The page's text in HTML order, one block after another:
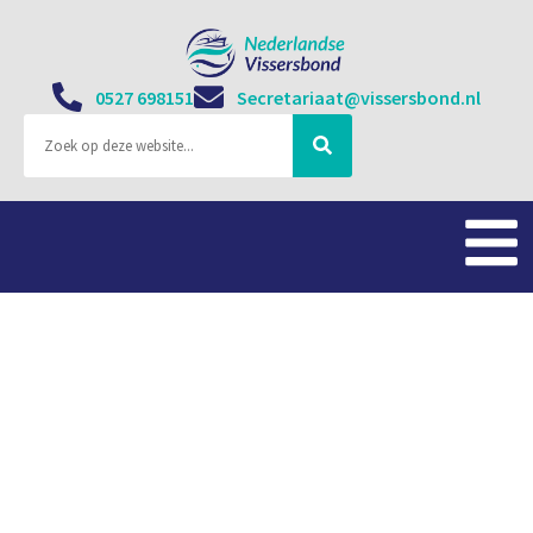
0527 698151 Secretariaat@vissersbond.nl